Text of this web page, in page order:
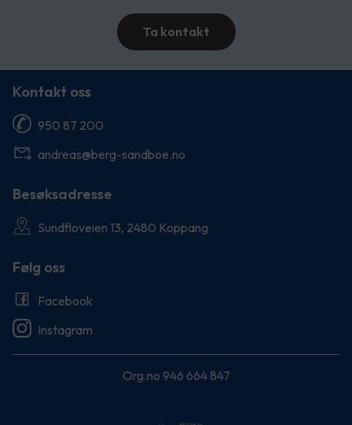
Ta kontakt
Kontakt oss
950 87 200
andreas@berg-sandboe.no
Besøksadresse
Sundfloveien 13, 2480 Koppang
Følg oss
Facebook
Instagram
Org.no 946 664 847